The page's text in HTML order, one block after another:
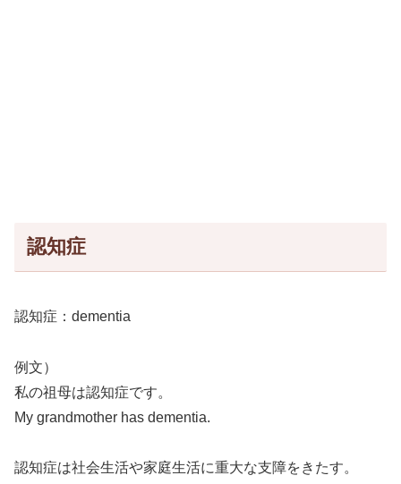
認知症
認知症：dementia
例文）
私の祖母は認知症です。
My grandmother has dementia.
認知症は社会生活や家庭生活に重大な支障をきたす。